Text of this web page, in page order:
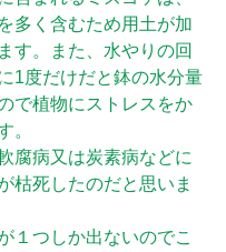
多く含むため用土が加
す。また、水やりの回
1度だけだと鉢の水分量
で植物にストレスをか
。
腐病又は炭素病などに
枯死したのだと思いま
１つしか出ないのでこ